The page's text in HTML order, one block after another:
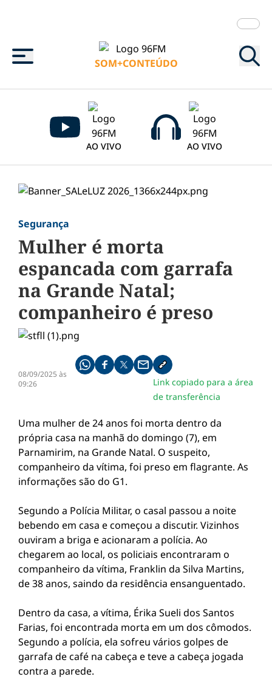
Menu
SOM+CONTEÚDO
AO VIVO AO VIVO
Segurança
Mulher é morta
espancada com garrafa
na Grande Natal;
companheiro é preso
08/09/2025 às
09:26
Compartilhe pelo whatsapp
Compartilhar no facebook
Compartilhar no twitter
Compartilhe pelo email
Copiar link da notícia
Link copiado para a área
de transferência
Uma mulher de 24 anos foi morta dentro da
própria casa na manhã do domingo (7), em
Parnamirim, na Grande Natal. O suspeito,
companheiro da vítima, foi preso em flagrante. As
informações são do G1.
Segundo a Polícia Militar, o casal passou a noite
bebendo em casa e começou a discutir. Vizinhos
ouviram a briga e acionaram a polícia. Ao
chegarem ao local, os policiais encontraram o
companheiro da vítima, Franklin da Silva Martins,
de 38 anos, saindo da residência ensanguentado.
Dentro da casa, a vítima, Érika Sueli dos Santos
Farias, foi encontrada morta em um dos cômodos.
Segundo a polícia, ela sofreu vários golpes de
garrafa de café na cabeça e teve a cabeça jogada
contra a parede.